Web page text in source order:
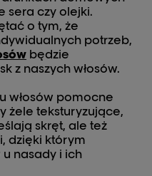
sera czy olejki.
o tym, że
potrzeb,
będzie
z naszych włosów.
włosów pomocne
żele teksturyzujące,
skręt, ale też
dzięki którym
nasady i ich